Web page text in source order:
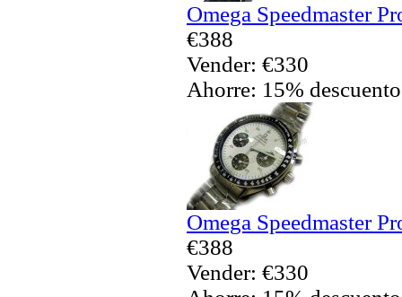
Omega Speedmaster
€388
Vender: €330
Ahorre: 15% descuento
Omega Speedmaster
€388
Vender: €330